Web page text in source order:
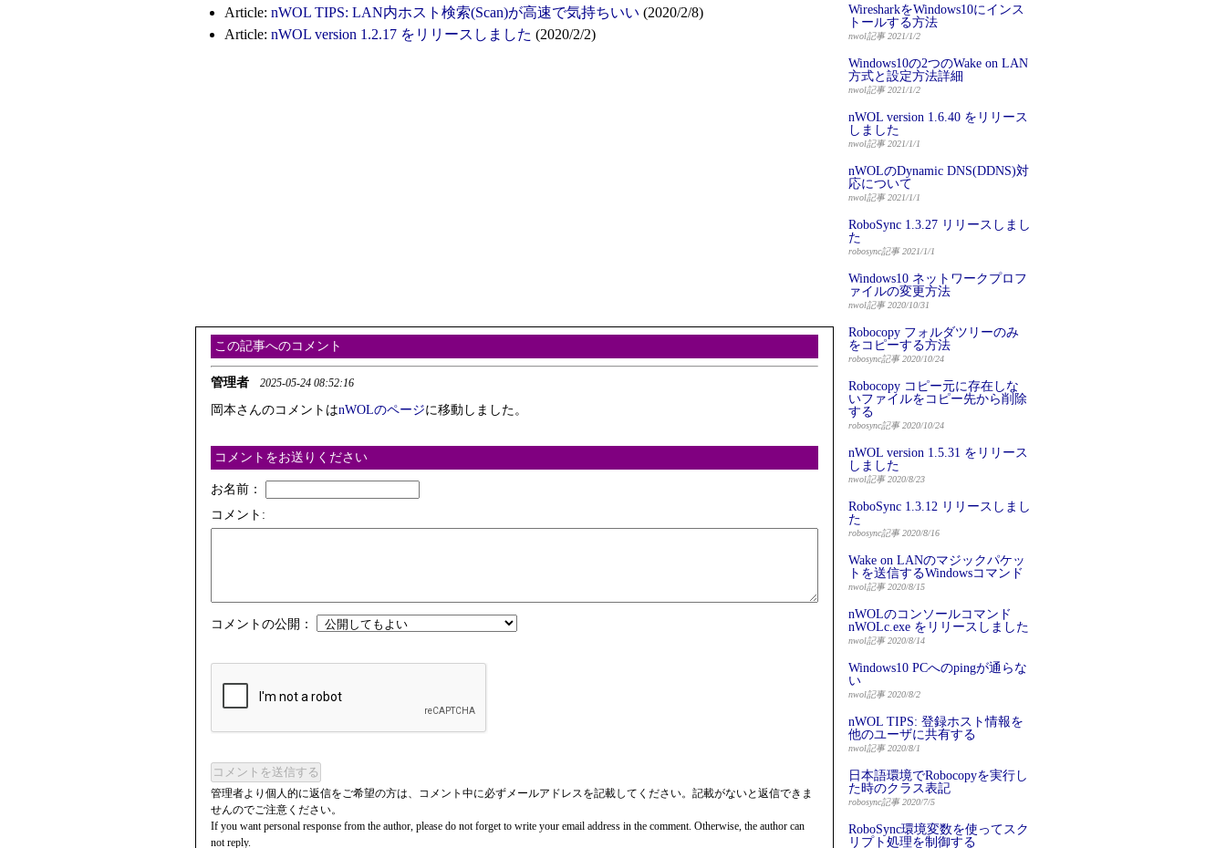
Article: nWOL TIPS: LAN内ホスト検索(Scan)が高速で気持ちいい (2020/2/8)
Article: nWOL version 1.2.17 をリリースしました (2020/2/2)
この記事へのコメント
管理者 2025-05-24 08:52:16
岡本さんのコメントはnWOLのページに移動しました。
コメントをお送りください
お名前：
コメント:
コメントの公開：
コメントを送信する
管理者より個人的に返信をご希望の方は、コメント中に必ずメールアドレスを記載してください。記載がないと返信できま
せんのでご注意ください。
If you want personal response from the author, please do not forget to write your email address in the comment. Otherwise, the author can
not reply.
WiresharkをWindows10にインス
トールする方法
nwol記事 2021/1/2
Windows10の2つのWake on LAN
方式と設定方法詳細
nwol記事 2021/1/2
nWOL version 1.6.40 をリリース
しました
nwol記事 2021/1/1
nWOLのDynamic DNS(DDNS)対
応について
nwol記事 2021/1/1
RoboSync 1.3.27 リリースしまし
た
robosync記事 2021/1/1
Windows10 ネットワークプロフ
ァイルの変更方法
nwol記事 2020/10/31
Robocopy フォルダツリーのみ
をコピーする方法
robosync記事 2020/10/24
Robocopy コピー元に存在しな
いファイルをコピー先から削除
する
robosync記事 2020/10/24
nWOL version 1.5.31 をリリース
しました
nwol記事 2020/8/23
RoboSync 1.3.12 リリースしまし
た
robosync記事 2020/8/16
Wake on LANのマジックパケッ
トを送信するWindowsコマンド
nwol記事 2020/8/15
nWOLのコンソールコマンド
nWOLc.exe をリリースしました
nwol記事 2020/8/14
Windows10 PCへのpingが通らな
い
nwol記事 2020/8/2
nWOL TIPS: 登録ホスト情報を
他のユーザに共有する
nwol記事 2020/8/1
日本語環境でRobocopyを実行し
た時のクラス表記
robosync記事 2020/7/5
RoboSync環境変数を使ってスク
リプト処理を制御する